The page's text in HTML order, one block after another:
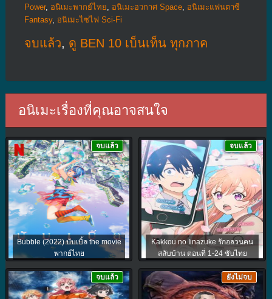
Power, อนิเมะพากย์ไทย, อนิเมะอวกาศ Space, อนิเมะแฟนตาซี
Fantasy, อนิเมะไซไฟ Sci-Fi
จบแล้ว, ดู BEN 10 เบ็นเท็น ทุกภาค
อนิเมะเรื่องที่คุณอาจสนใจ
Bubble (2022) บับเบิ้ล the movie
พากย์ไทย
จบแล้ว
Kakkou no Iinazuke รักอลวนคน
สลับบ้าน ตอนที่ 1-24 ซับไทย
จบแล้ว
จบแล้ว ยังไม่จบ